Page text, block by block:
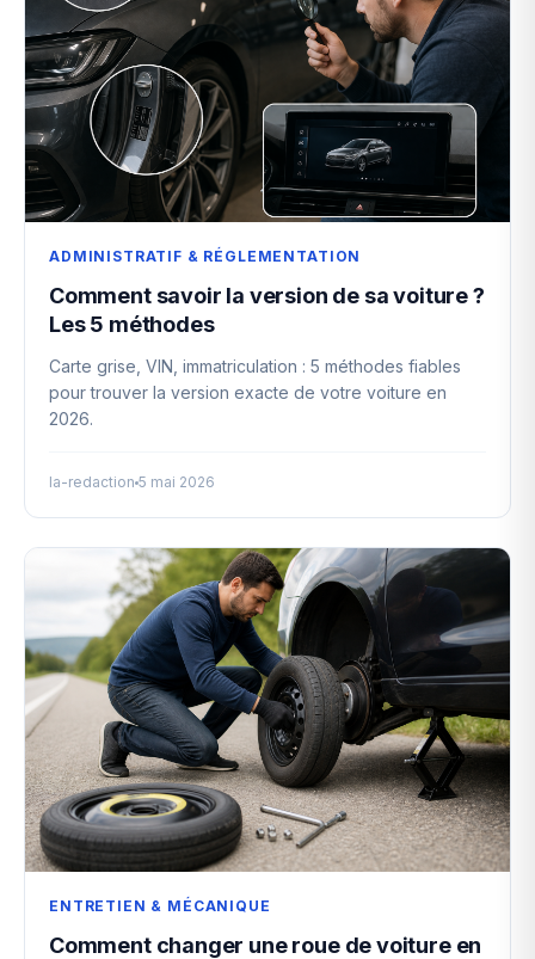
ADMINISTRATIF & RÉGLEMENTATION
Comment savoir la version de sa voiture ?
Les 5 méthodes
Carte grise, VIN, immatriculation : 5 méthodes fiables
pour trouver la version exacte de votre voiture en
2026.
la-redaction 5 mai 2026
ENTRETIEN & MÉCANIQUE
Comment changer une roue de voiture en